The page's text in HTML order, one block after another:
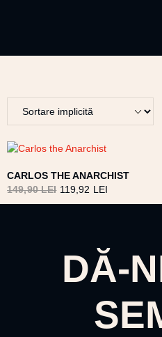
CARLOS THE ANARCHIST
149,90LEI 119,92 LEI
DĂ-